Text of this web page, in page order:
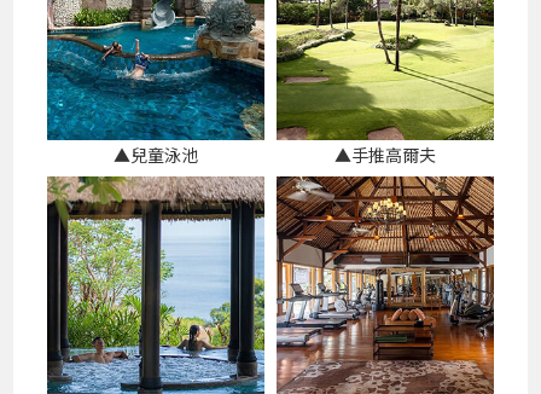
▲兒童泳池 ▲手推高爾夫